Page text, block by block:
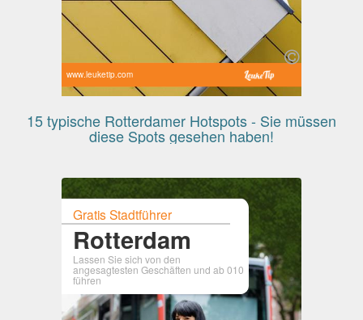
www.leuketip.com
15 typische Rotterdamer Hotspots - Sie müssen
diese Spots gesehen haben!
Gratis Stadtführer
Rotterdam
Lassen Sie sich von den
angesagtesten Geschäften und ab 010
führen